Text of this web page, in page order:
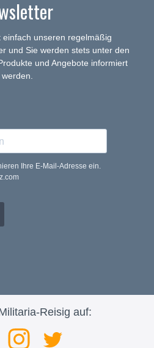
einfach unseren regelmäßig
und Sie werden stets unter den
und Angebote informiert
werden.
Ihre E-Mail-Adresse ein.
Reisig auf: